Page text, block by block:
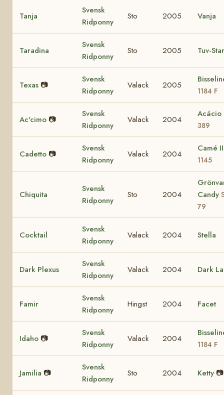
Tanja
Svensk
Ridponny
Sto 2005 Vanja
Taradina
Svensk
Ridponny
Sto 2005 Tuv-
Texas 📷
Svensk
Ridponny
Valack 2005
1184 F
Ac'cimo 📷
Svensk
Ridponny
Valack 2004
Acácio
389
Cadetto 📷
Svensk
Ridponny
Valack 2004
Camé
1145
Chiquita
Svensk
Ridponny
Sto 2004
Candy
79
Cocktail
Svensk
Ridponny
Valack 2004 Stella
Dark Plexus
Svensk
Ridponny
Valack 2004 Dark
Famir
Svensk
Ridponny
Hingst 2004 Facet
Idaho 📷
Svensk
Ridponny
Valack 2004
1184 F
Jamilia 📷
Svensk
Ridponny
Sto 2004 Ketty 📷